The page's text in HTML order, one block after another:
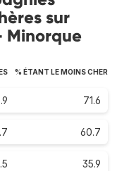
sur
Minorque
% ÉTANT LE MOINS CHER
71.6
60.7
35.9